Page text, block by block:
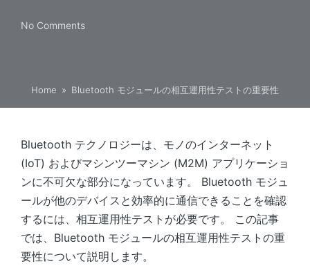
No Comments
Home » Bluetooth モジュールの相互運用性テストの重要性
Bluetooth テクノロジーは、モノのインターネット
(IoT) およびマシンツーマシン (M2M) アプリケーショ
ンに不可欠な部分になっています。 Bluetooth モジュ
ールが他のデバイスと効率的に通信できることを確認
するには、相互運用性テストが必要です。 この記事
では、Bluetooth モジュールの相互運用性テストの重
要性について説明します。